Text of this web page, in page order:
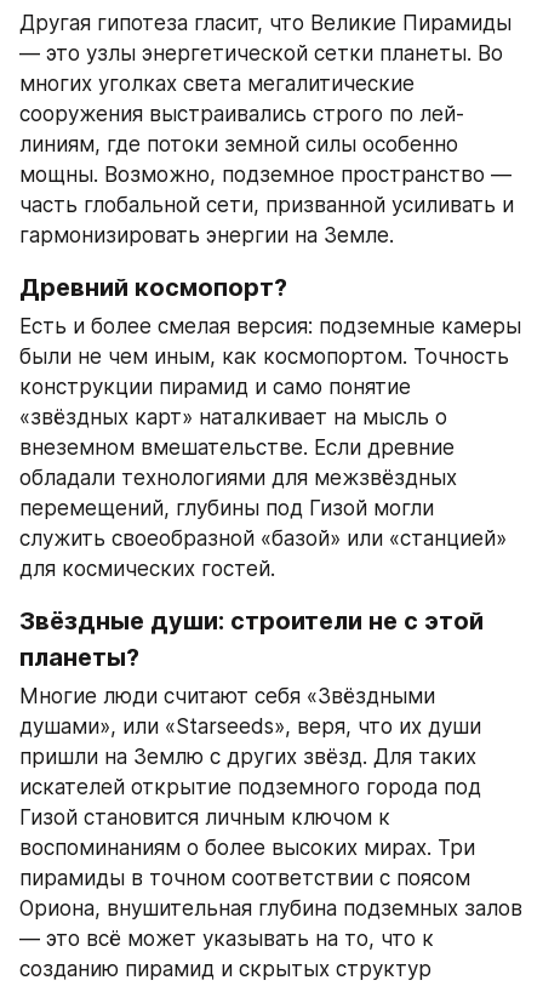
Другая гипотеза гласит, что Великие Пирамиды
— это узлы энергетической сетки планеты. Во
многих уголках света мегалитические
сооружения выстраивались строго по лей-
линиям, где потоки земной силы особенно
мощны. Возможно, подземное пространство —
часть глобальной сети, призванной усиливать и
гармонизировать энергии на Земле.
Древний космопорт?
Есть и более смелая версия: подземные камеры
были не чем иным, как космопортом. Точность
конструкции пирамид и само понятие
«звёздных карт» наталкивает на мысль о
внеземном вмешательстве. Если древние
обладали технологиями для межзвёздных
перемещений, глубины под Гизой могли
служить своеобразной «базой» или «станцией»
для космических гостей.
Звёздные души: строители не с этой
планеты?
Многие люди считают себя «Звёздными
душами», или «Starseeds», веря, что их души
пришли на Землю с других звёзд. Для таких
искателей открытие подземного города под
Гизой становится личным ключом к
воспоминаниям о более высоких мирах. Три
пирамиды в точном соответствии с поясом
Ориона, внушительная глубина подземных залов
— это всё может указывать на то, что к
созданию пирамид и скрытых структур